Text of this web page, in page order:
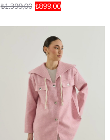
₺899,00
₺1.399,00